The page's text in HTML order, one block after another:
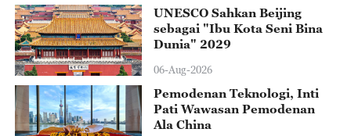
UNESCO Sahkan Beijing
sebagai "Ibu Kota Seni Bina
Dunia" 2029
06-Aug-2026
Pemodenan Teknologi, Inti
Pati Wawasan Pemodenan
Ala China